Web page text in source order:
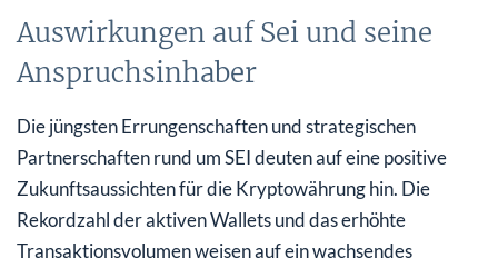
Auswirkungen auf Sei und seine
Anspruchsinhaber
Die jüngsten Errungenschaften und strategischen
Partnerschaften rund um SEI deuten auf eine positive
Zukunftsaussichten für die Kryptowährung hin. Die
Rekordzahl der aktiven Wallets und das erhöhte
Transaktionsvolumen weisen auf ein wachsendes